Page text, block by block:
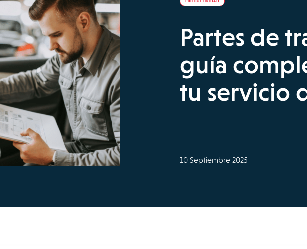
PRODUCTIVIDAD
Partes de
guía
tu servicio
10 Septiembre 2025